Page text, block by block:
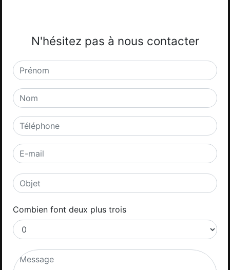
N'hésitez pas à nous contacter
Combien font deux plus trois